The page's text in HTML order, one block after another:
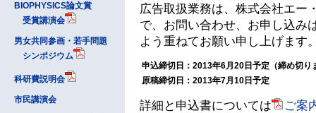
BIOPHYSICS論文賞
受賞講演会
男女共同参画・若手問題
シンポジウム
科研費説明会
市民講演会
広告取扱業務は、株式会社エー
で、お問い合わせ、お申し込み
よう重ねてお願い申し上げます
申込締切日：2013年6月20日予定（締め切り
原稿締切日：2013年7月10日予定
詳細と申込書については ご案